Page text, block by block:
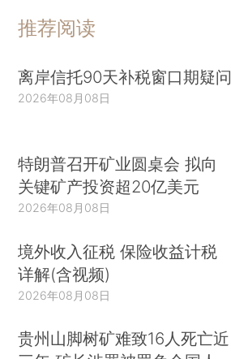
推荐阅读
离岸信托90天补税窗口期疑问
2026年08月08日
特朗普召开矿业圆桌会 拟向
关键矿产投资超20亿美元
2026年08月08日
境外收入征税 保险收益计税
详解(含视频)
2026年08月08日
贵州山脚树矿难致16人死亡近